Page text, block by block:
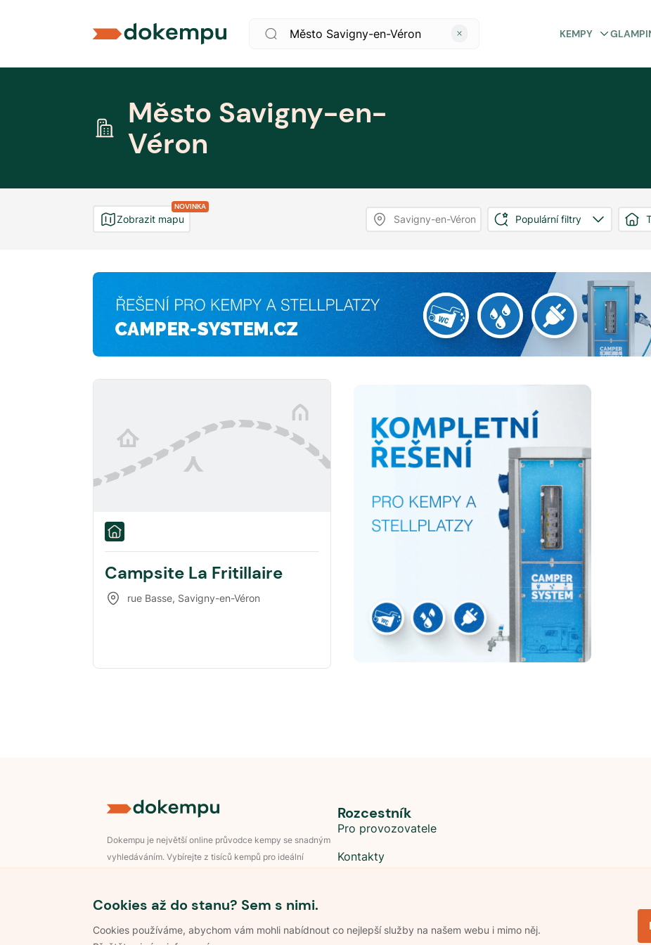
KEMPY
Město Savigny-en-
Véron
NOVINKA
Zobrazit mapu Savigny-en-Véron Populární filtry
Campsite La Fritillaire
rue Basse, Savigny-en-Véron
Cookies až do stanu? Sem s nimi.
Cookies používáme, abychom vám mohli nabídnout co nejlepší služby na našem webu i mimo něj.
Dokempu je největší online průvodce kempy se snadným
vyhledáváním. Vybírejte z tisíců kempů pro ideální
Rozcestník
Pro provozovatele
Kontakty